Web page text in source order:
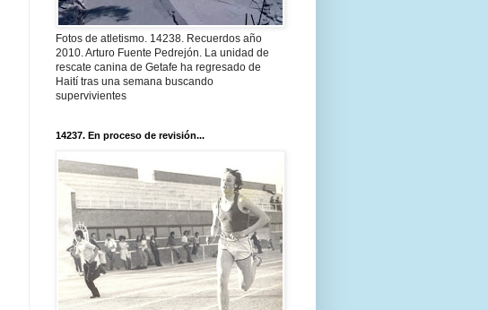
Fotos de atletismo. 14238. Recuerdos año
2010. Arturo Fuente Pedrejón. La unidad de
rescate canina de Getafe ha regresado de
Haití tras una semana buscando
supervivientes
14237. En proceso de revisión...